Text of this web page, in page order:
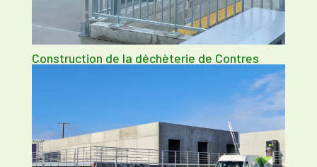
Construction de la déchèterie de Contres